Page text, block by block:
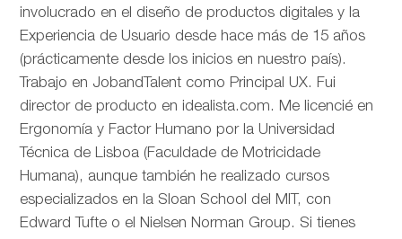
involucrado en el diseño de productos digitales y la
Experiencia de Usuario desde hace más de 15 años
(prácticamente desde los inicios en nuestro país).
Trabajo en JobandTalent como Principal UX. Fui
director de producto en idealista.com. Me licencié en
Ergonomía y Factor Humano por la Universidad
Técnica de Lisboa (Faculdade de Motricidade
Humana), aunque también he realizado cursos
especializados en la Sloan School del MIT, con
Edward Tufte o el Nielsen Norman Group. Si tienes